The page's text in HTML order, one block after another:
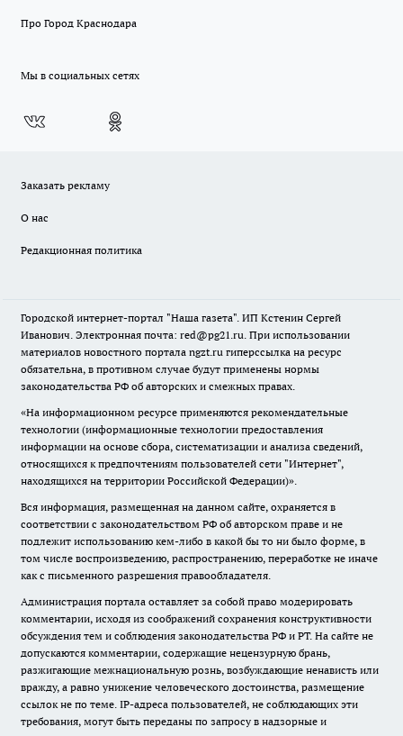
Про Город Краснодара
Мы в социальных сетях
Заказать рекламу
О нас
Редакционная политика
Городской интернет-портал "Наша газета". ИП Кстенин Сергей
Иванович. Электронная почта: red@pg21.ru. При использовании
материалов новостного портала ngzt.ru гиперссылка на ресурс
обязательна, в противном случае будут применены нормы
законодательства РФ об авторских и смежных правах.
«На информационном ресурсе применяются рекомендательные
технологии (информационные технологии предоставления
информации на основе сбора, систематизации и анализа сведений,
относящихся к предпочтениям пользователей сети "Интернет",
находящихся на территории Российской Федерации)».
Вся информация, размещенная на данном сайте, охраняется в
соответствии с законодательством РФ об авторском праве и не
подлежит использованию кем-либо в какой бы то ни было форме, в
том числе воспроизведению, распространению, переработке не иначе
как с письменного разрешения правообладателя.
Администрация портала оставляет за собой право модерировать
комментарии, исходя из соображений сохранения конструктивности
обсуждения тем и соблюдения законодательства РФ и РТ. На сайте не
допускаются комментарии, содержащие нецензурную брань,
разжигающие межнациональную рознь, возбуждающие ненависть или
вражду, а равно унижение человеческого достоинства, размещение
ссылок не по теме. IP-адреса пользователей, не соблюдающих эти
требования, могут быть переданы по запросу в надзорные и